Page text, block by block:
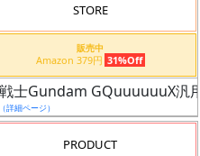
STORE
販売中
Amazon 379円 31%Off
士Gundam GQuuuuuuX汎
（詳細ページ）
PRODUCT